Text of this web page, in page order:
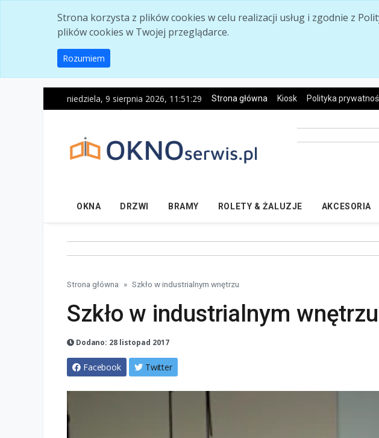
Strona korzysta z plików cookies w celu realizacji usług i zgodnie z
plików cookies w Twojej przeglądarce.
Rozumiem
niedziela, 9 sierpnia 2026, 11:51:30 Strona główna Kiosk Polityka
OKNA DRZWI BRAMY ROLETY & ŻALUZJE AKCESORIA
Strona główna Szkło w industrialnym wnętrzu
Szkło w industrialnym wnętrzu
Dodano: 28 listopad 2017
Facebook Twitter